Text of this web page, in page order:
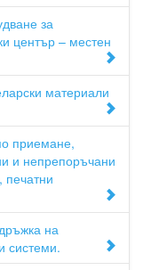
за
център – местен
материали
приемане,
и непрепоръчани
печатни
на
системи.